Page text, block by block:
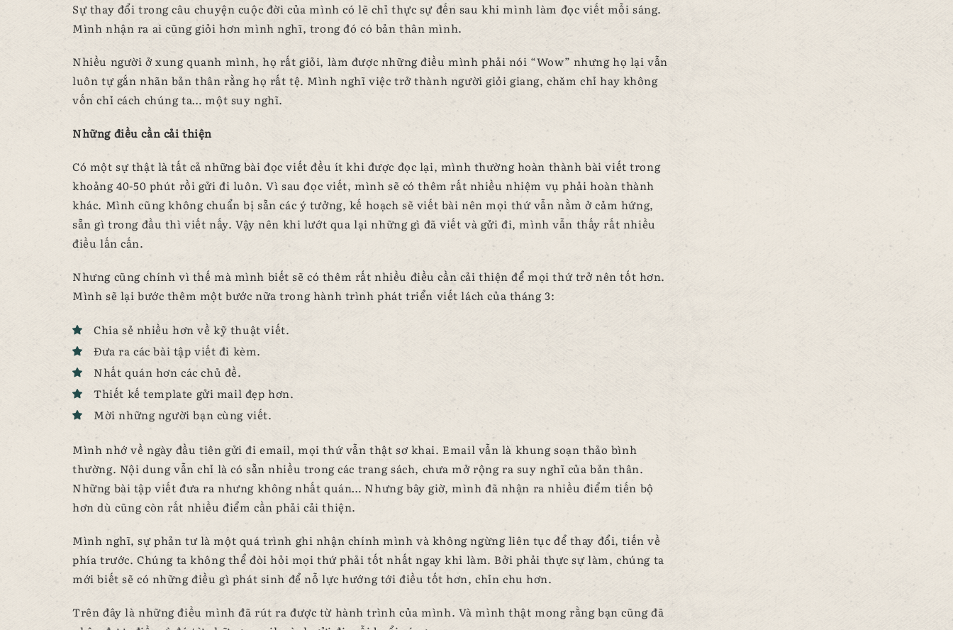
Sự thay đổi trong câu chuyện cuộc đời của mình có lẽ chỉ thực sự đến sau khi mình làm đọc viết mỗi sáng.
Mình nhận ra ai cũng giỏi hơn mình nghĩ, trong đó có bản thân mình.
Nhiều người ở xung quanh mình, họ rất giỏi, làm được những điều mình phải nói “Wow” nhưng họ lại vẫn
luôn tự gắn nhãn bản thân rằng họ rất tệ. Mình nghĩ việc trở thành người giỏi giang, chăm chỉ hay không
vốn chỉ cách chúng ta… một suy nghĩ.
Những điều cần cải thiện
Có một sự thật là tất cả những bài đọc viết đều ít khi được đọc lại, mình thường hoàn thành bài viết trong
khoảng 40-50 phút rồi gửi đi luôn. Vì sau đọc viết, mình sẽ có thêm rất nhiều nhiệm vụ phải hoàn thành
khác. Mình cũng không chuẩn bị sẵn các ý tưởng, kế hoạch sẽ viết bài nên mọi thứ vẫn nằm ở cảm hứng,
sẵn gì trong đầu thì viết nấy. Vậy nên khi lướt qua lại những gì đã viết và gửi đi, mình vẫn thấy rất nhiều
điều lấn cấn.
Nhưng cũng chính vì thế mà mình biết sẽ có thêm rất nhiều điều cần cải thiện để mọi thứ trở nên tốt hơn.
Mình sẽ lại bước thêm một bước nữa trong hành trình phát triển viết lách của tháng 3:
Chia sẻ nhiều hơn về kỹ thuật viết.
Đưa ra các bài tập viết đi kèm.
Nhất quán hơn các chủ đề.
Thiết kế template gửi mail đẹp hơn.
Mời những người bạn cùng viết.
Mình nhớ về ngày đầu tiên gửi đi email, mọi thứ vẫn thật sơ khai. Email vẫn là khung soạn thảo bình
thường. Nội dung vẫn chỉ là có sẵn nhiều trong các trang sách, chưa mở rộng ra suy nghĩ của bản thân.
Những bài tập viết đưa ra nhưng không nhất quán… Nhưng bây giờ, mình đã nhận ra nhiều điểm tiến bộ
hơn dù cũng còn rất nhiều điểm cần phải cải thiện.
Mình nghĩ, sự phản tư là một quá trình ghi nhận chính mình và không ngừng liên tục để thay đổi, tiến về
phía trước. Chúng ta không thể đòi hỏi mọi thứ phải tốt nhất ngay khi làm. Bởi phải thực sự làm, chúng ta
mới biết sẽ có những điều gì phát sinh để nỗ lực hướng tới điều tốt hơn, chỉn chu hơn.
Trên đây là những điều mình đã rút ra được từ hành trình của mình. Và mình thật mong rằng bạn cũng đã